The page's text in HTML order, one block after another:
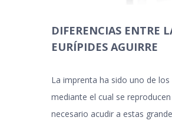
DIFERENCIAS ENTRE
EURÍPIDES AGUIRRE
La imprenta ha sido uno de
mediante el cual se
necesario acudir a estas